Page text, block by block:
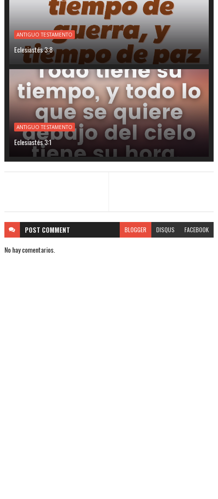
ANTIGUO TESTAMENTO
Eclesiastés 3:8
ANTIGUO TESTAMENTO
Eclesiastés 3:1
POST COMMENT BLOGGER DISQUS FACEBOOK
No hay comentarios.